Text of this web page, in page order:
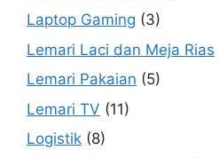
Laptop Gaming (3)
Lemari Laci dan Meja Rias
Lemari Pakaian (5)
Lemari TV (11)
Logistik (8)